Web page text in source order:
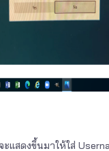
แสดงขึ้นมาให้ใส่